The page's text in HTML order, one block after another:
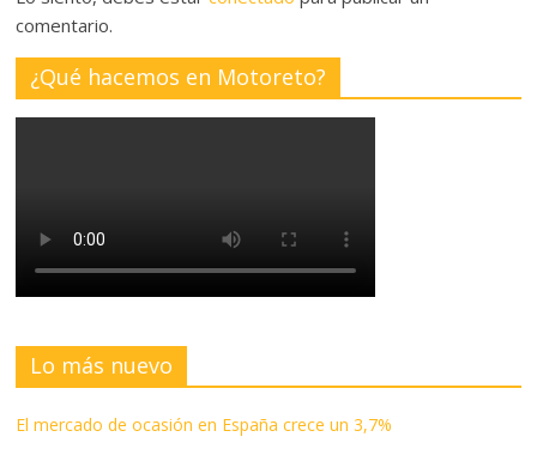
comentario.
¿Qué hacemos en Motoreto?
Lo más nuevo
El mercado de ocasión en España crece un 3,7%